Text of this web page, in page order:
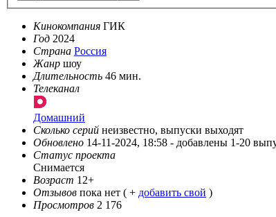
Кинокомпания ГИК
Год 2024
Страна Россия
Жанр шоу
Длительность 46 мин.
Телеканал
Домашний
Сколько серий неизвестно, выпуски выходят
Обновлено 14-11-2024, 18:58 - добавлены 1-20
Статус проекта
Снимается
Возраст 12+
Отзывов пока нет ( + добавить свой )
Просмотров 2 176